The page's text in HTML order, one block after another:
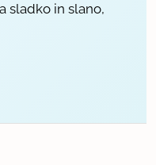
sladko in slano,